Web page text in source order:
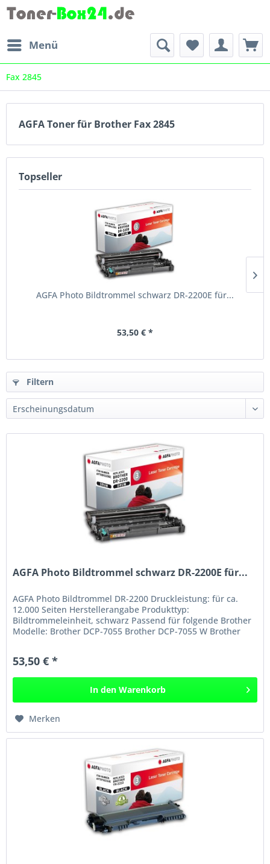
Menü
Fax 2845
AGFA Toner für Brother Fax 2845
Topseller
AGFA Photo Bildtrommel schwarz DR-2200E für...
53,50 € *
Filtern
AGFA Photo Bildtrommel schwarz DR-2200E für...
AGFA Photo Bildtrommel DR-2200 Druckleistung: für ca.
12.000 Seiten Herstellerangabe Produkttyp:
Bildtrommeleinheit, schwarz Passend für folgende Brother
Modelle: Brother DCP-7055 Brother DCP-7055 W Brother
53,50 € *
In den Warenkorb
Merken